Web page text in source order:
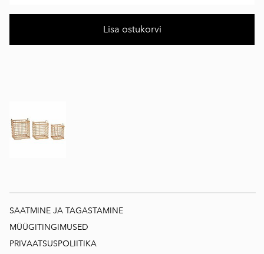
Lisa ostukorvi
SAATMINE JA TAGASTAMINE
MÜÜGITINGIMUSED
PRIVAATSUSPOLIITIKA